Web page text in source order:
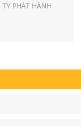
PHÁT HÀNH